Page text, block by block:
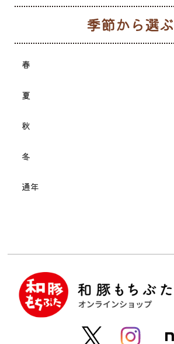
春
夏
秋
冬
通年